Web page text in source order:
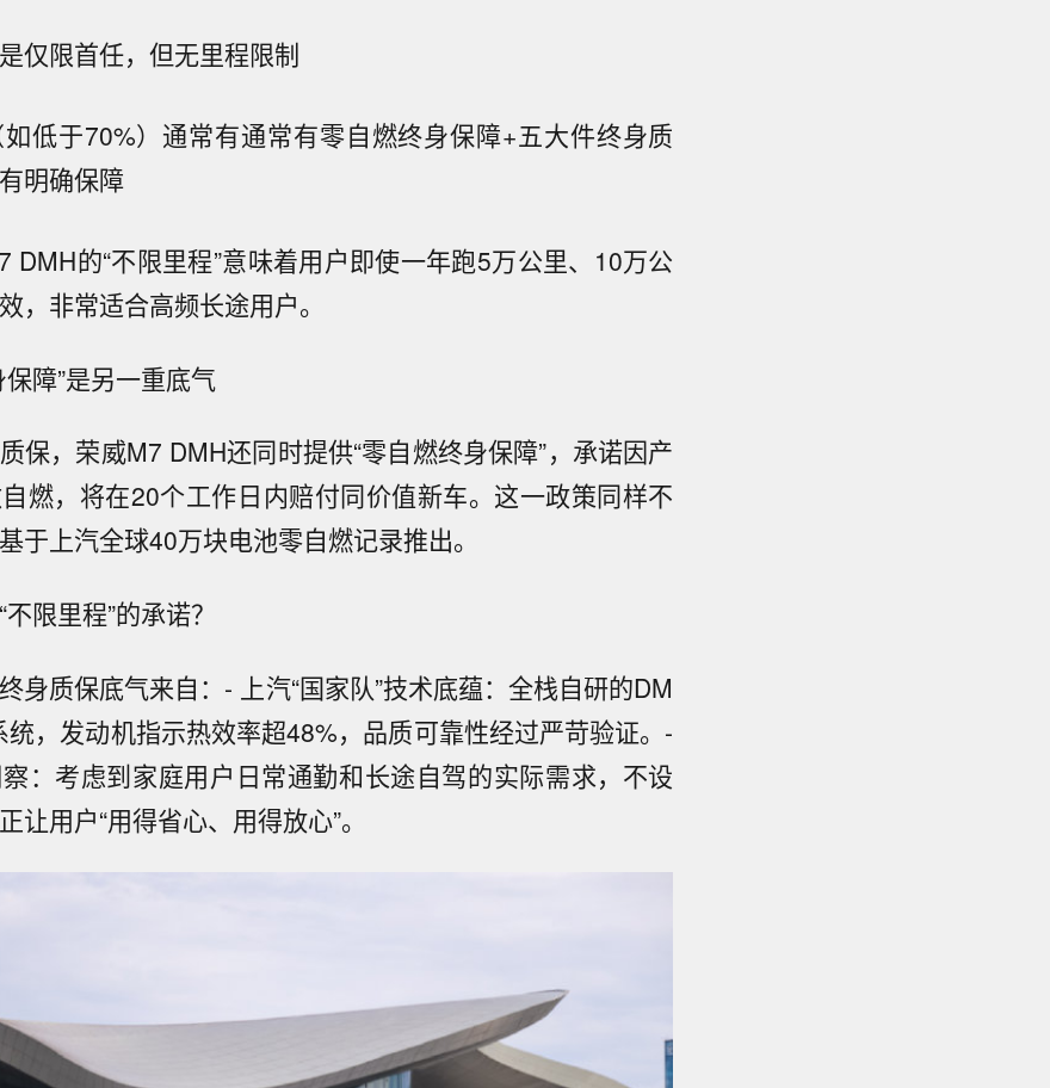
是仅限首任，但无里程限制
低于70%）通常有通常有零自燃终身保障+五大件终身质
明确保障
DMH的“不限里程”意味着用户即使一年跑5万公里、10万公
，非常适合高频长途用户。
障”是另一重底气
保，荣威M7 DMH还同时提供“零自燃终身保障”，承诺因产
燃，将在20个工作日内赔付同价值新车。这一政策同样不
于上汽全球40万块电池零自燃记录推出。
限里程”的承诺？
身质保底气来自：- 上汽“国家队”技术底蕴：全栈自研的DM
，发动机指示热效率超48%，品质可靠性经过严苛验证。-
：考虑到家庭用户日常通勤和长途自驾的实际需求，不设
让用户“用得省心、用得放心”。